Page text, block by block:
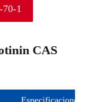
1
CAS